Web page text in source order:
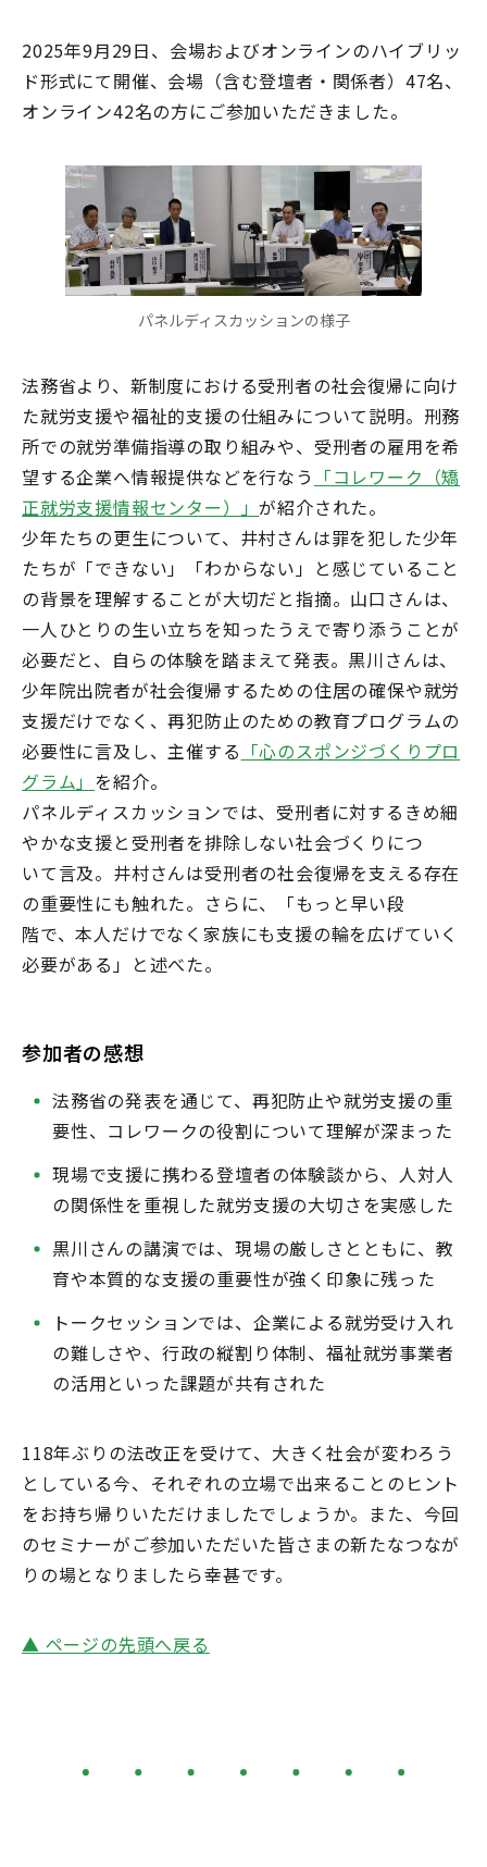
2025年9月29日、会場およびオンラインのハイブリッ
ド形式にて開催、会場（含む登壇者・関係者）47名、
オンライン42名の方にご参加いただきました。
パネルディスカッションの様子
法務省より、新制度における受刑者の社会復帰に向け
た就労支援や福祉的支援の仕組みについて説明。刑務
所での就労準備指導の取り組みや、受刑者の雇用を希
望する企業へ情報提供などを行なう 「コレワーク（矯
正就労支援情報センター）」が紹介された。
少年たちの更生について、井村さんは罪を犯した少年
たちが「できない」「わからない」と感じていること
の背景を理解することが大切だと指摘。山口さんは、
一人ひとりの生い立ちを知ったうえで寄り添うことが
必要だと、自らの体験を踏まえて発表。黒川さんは、
少年院出院者が社会復帰するための住居の確保や就労
支援だけでなく、再犯防止のための教育プログラムの
必要性に言及し、主催する 「心のスポンジづくりプロ
グラム」 を紹介。
パネルディスカッションでは、受刑者に対するきめ細
やかな支援と受刑者を排除しない社会づくりにつ
いて言及。井村さんは受刑者の社会復帰を支える存在
の重要性にも触れた。さらに、「もっと早い段
階で、本人だけでなく家族にも支援の輪を広げていく
必要がある」と述べた。
参加者の感想
法務省の発表を通じて、再犯防止や就労支援の重
要性、コレワークの役割について理解が深まった
現場で支援に携わる登壇者の体験談から、人対人
の関係性を重視した就労支援の大切さを実感した
黒川さんの講演では、現場の厳しさとともに、教
育や本質的な支援の重要性が強く印象に残った
トークセッションでは、企業による就労受け入れ
の難しさや、行政の縦割り体制、福祉就労事業者
の活用といった課題が共有された
118年ぶりの法改正を受けて、大きく社会が変わろう
としている今、それぞれの立場で出来ることのヒント
をお持ち帰りいただけましたでしょうか。また、今回
のセミナーがご参加いただいた皆さまの新たなつなが
りの場となりましたら幸甚です。
▲ ページの先頭へ戻る